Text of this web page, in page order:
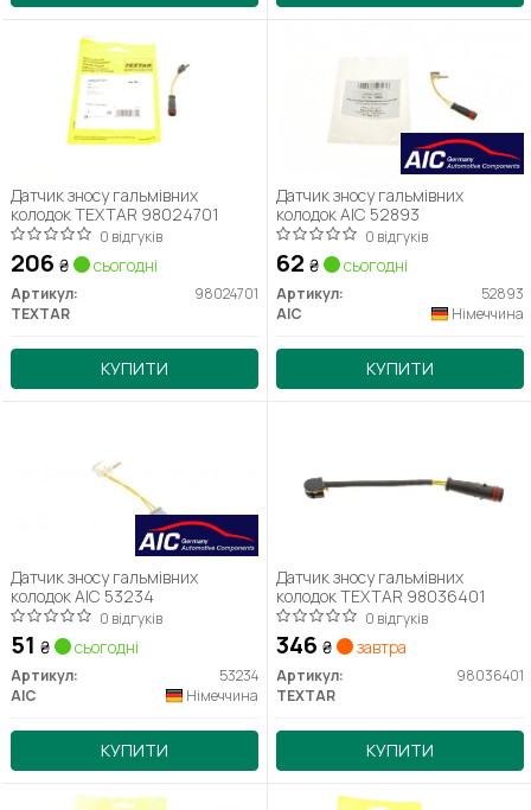
Датчик зносу гальмівних
колодок TEXTAR 98024701
0 відгуків
206 ₴ сьогодні
Артикул:
98024701
TEXTAR
КУПИТИ
Датчик зносу гальмівних
колодок AIC 52893
0 відгуків
62 ₴ сьогодні
Артикул:
52893
AIC
Німеччина
КУПИТИ
Датчик зносу гальмівних
колодок AIC 53234
0 відгуків
51 ₴ сьогодні
Артикул:
53234
AIC
Німеччина
КУПИТИ
Датчик зносу гальмівних
колодок TEXTAR 98036401
0 відгуків
346 ₴ завтра
Артикул:
98036401
TEXTAR
КУПИТИ